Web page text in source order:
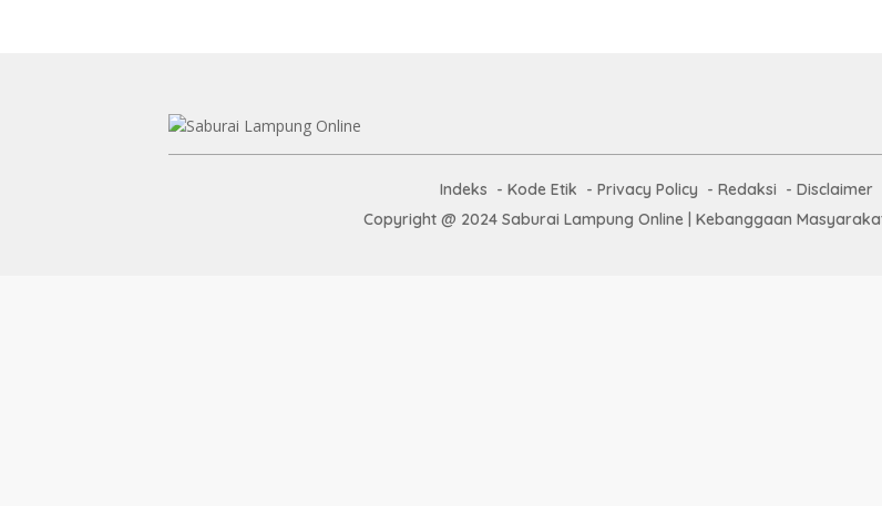
Indeks Kode Etik Privacy Policy Redaksi Disclaimer
Copyright @ 2024 Saburai Lampung Online | Kebanggaan